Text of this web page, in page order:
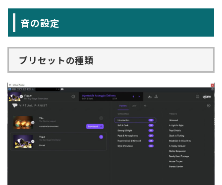
音の設定
プリセットの種類